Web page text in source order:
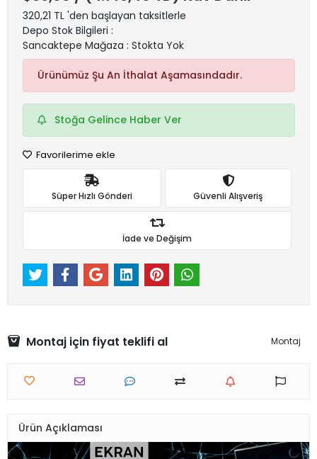
320,21 TL 'den başlayan taksitlerle
Depo Stok Bilgileri :
Sancaktepe Mağaza : Stokta Yok
Ürünümüz Şu An İthalat Aşamasındadır.
Stoğa Gelince Haber Ver
Favorilerime ekle
Süper Hızlı Gönderi Güvenli Alışveriş
İade ve Değişim
Montaj için fiyat teklifi al Montaj
Ürün Açıklaması